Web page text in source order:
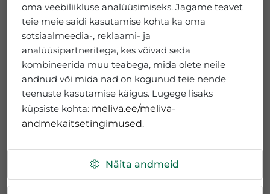
oma veebiliikluse analüüsimiseks. Jagame teavet
teie meie saidi kasutamise kohta ka oma
sotsiaalmeedia-, reklaami- ja
analüüsipartneritega, kes võivad seda
kombineerida muu teabega, mida olete neile
andnud või mida nad on kogunud teie nende
teenuste kasutamise käigus. Lugege lisaks
küpsiste kohta: meliva.ee/meliva-
andmekaitsetingimused.
Näita andmeid